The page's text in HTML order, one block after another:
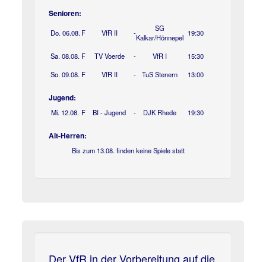
Senioren:
Do. 06.08. F VfR II -
SG
Kalkar/Hönnepel 19:30
Sa. 08.08. F TV Voerde - VfR I
15:30
So. 09.08. F VfR II - TuS Stenern 13:00
Jugend:
Mi. 12.08. F BI - Jugend - DJK Rhede 19:30
Alt-Herren:
Bis zum 13.08. finden keine Spiele statt
Der VfR in der Vorbereitung auf die